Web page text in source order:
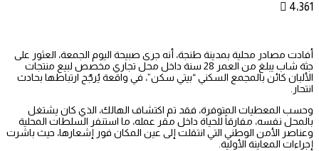
4٬361
أفادت مصادر محلية بمدينة طنجة، أنه جرى صبيحة اليوم الجمعة، العثور على
جثة شاب يبلغ من العمر 28 سنة داخل محل تجاري مخصص لبيع منتجات
الألبان كائن بالمجمع السكني “بيتي سكن”، في واقعة يُرجّح ارتباطها بحادث
انتحار.
وحسب المعطيات المتوفرة، فقد تم اكتشاف الهالك، الذي كان يشتغل
بالمحل نفسه، مفارقاً للحياة داخل مقر عمله، ما استنفر السلطات المحلية
وعناصر الأمن الوطني التي انتقلت إلى عين المكان فور إشعارها، حيث باشرت
إجراءات المعاينة الأولية.